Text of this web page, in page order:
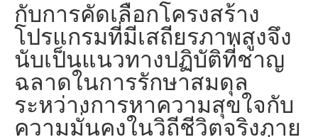
กับการคัดเลือกโครงสร้าง
โปรแกรมที่มีเสถียรภาพสูงจึง
นับเป็นแนวทางปฏิบัติที่ชาญ
ฉลาดในการรักษาสมดุล
ระหว่างการหาความสุขใจกับ
ความมั่นคงในวิถีชีวิตจริงภาย